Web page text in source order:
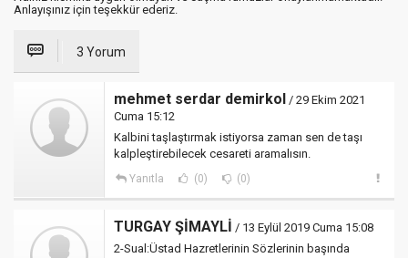
Anlayışınız için teşekkür ederiz.
3 Yorum
mehmet serdar demirkol / 29 Ekim 2021
Cuma 15:12
Kalbini taşlaştırmak istiyorsa zaman sen de taşı
kalpleştirebilecek cesareti aramalısın.
Yanıtla (0) (0)
TURGAY ŞİMAYLİ / 13 Eylül 2019 Cuma 15:08
2-Sual:Üstad Hazretlerinin Sözlerinin başında